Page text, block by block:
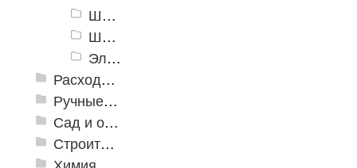
Шлифовальные машины
Штроборезы
Электрорубанки
Расходные инструменты
Ручные инструменты
Сад и огород
Строительная Химия и принадлежности